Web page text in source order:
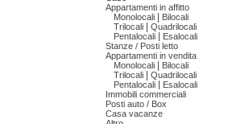
Appartamenti in affitto
Monolocali
Bilocali
Trilocali
Quadrilocali
Pentalocali
Esalocali
Stanze / Posti letto
Appartamenti in vendita
Monolocali
Bilocali
Trilocali
Quadrilocali
Pentalocali
Esalocali
Immobili commerciali
Posti auto / Box
Casa vacanze